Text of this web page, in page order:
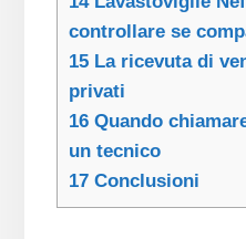
controllare se
15La ricevuta di
privati
16Quando
un tecnico
17Conclusioni